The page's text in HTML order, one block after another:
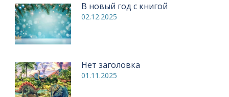
В новый год с книгой
02.12.2025
Нет заголовка
01.11.2025